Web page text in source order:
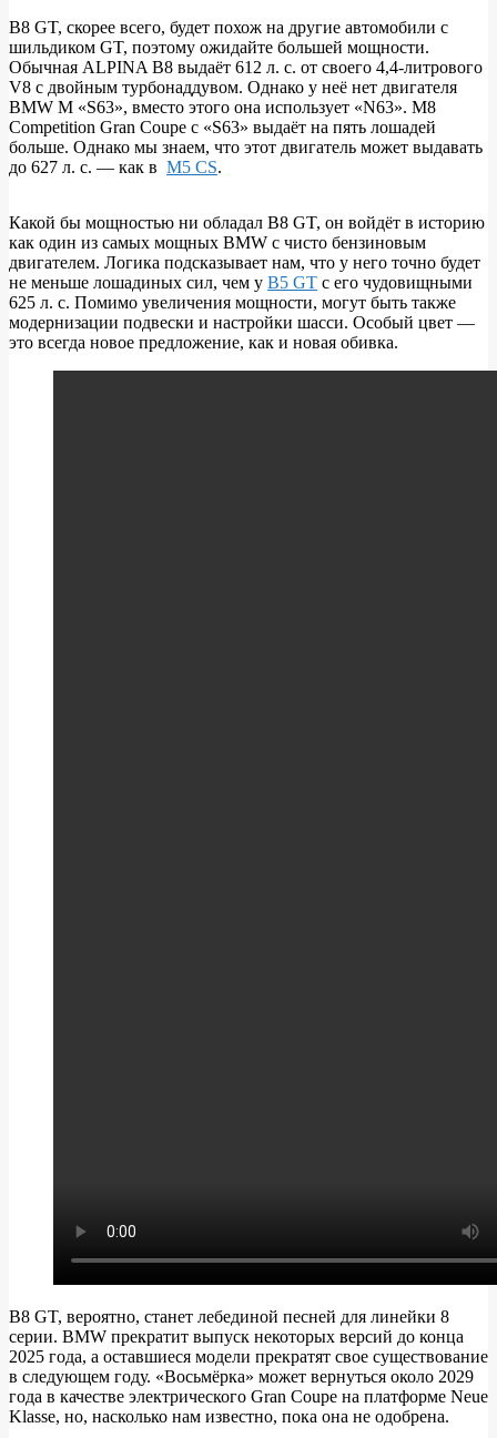
B8 GT, скорее всего, будет похож на другие автомобили с
шильдиком GT, поэтому ожидайте большей мощности.
Обычная ALPINA B8 выдаёт 612 л. с. от своего 4,4-литрового
V8 с двойным турбонаддувом. Однако у неё нет двигателя
BMW M «S63», вместо этого она использует «N63». M8
Competition Gran Coupe с «S63» выдаёт на пять лошадей
больше. Однако мы знаем, что этот двигатель может выдавать
до 627 л. с. — как в M5 CS.
Какой бы мощностью ни обладал B8 GT, он войдёт в историю
как один из самых мощных BMW с чисто бензиновым
двигателем. Логика подсказывает нам, что у него точно будет
не меньше лошадиных сил, чем у B5 GT с его чудовищными
625 л. с. Помимо увеличения мощности, могут быть также
модернизации подвески и настройки шасси. Особый цвет —
это всегда новое предложение, как и новая обивка.
B8 GT, вероятно, станет лебединой песней для линейки 8
серии. BMW прекратит выпуск некоторых версий до конца
2025 года, а оставшиеся модели прекратят свое существование
в следующем году. «Восьмёрка» может вернуться около 2029
года в качестве электрического Gran Coupe на платформе Neue
Klasse, но, насколько нам известно, пока она не одобрена.